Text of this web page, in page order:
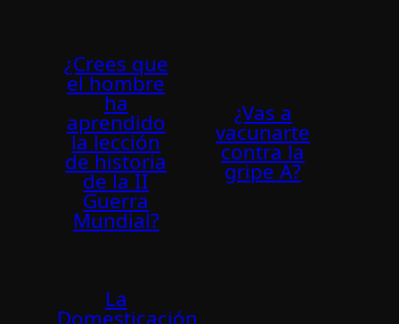
¿Crees que
el hombre
ha
aprendido
la lección
de historia
de la II
Guerra
Mundial?
¿Vas a
vacunarte
contra la
gripe A?
La